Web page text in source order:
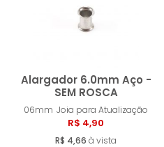
Alargador 6.0mm Aço -
SEM ROSCA
06mm Joia para Atualização
R$ 4,90
R$ 4,66 à vista